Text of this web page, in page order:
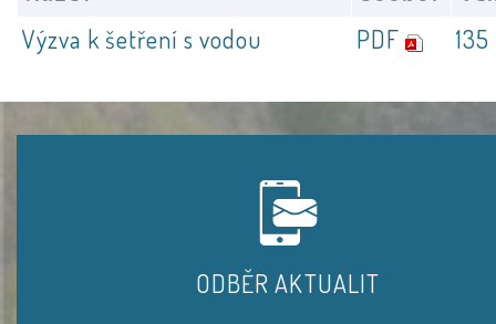
Výzva k šetření s vodou
PDF
ODBĚR AKTUALIT